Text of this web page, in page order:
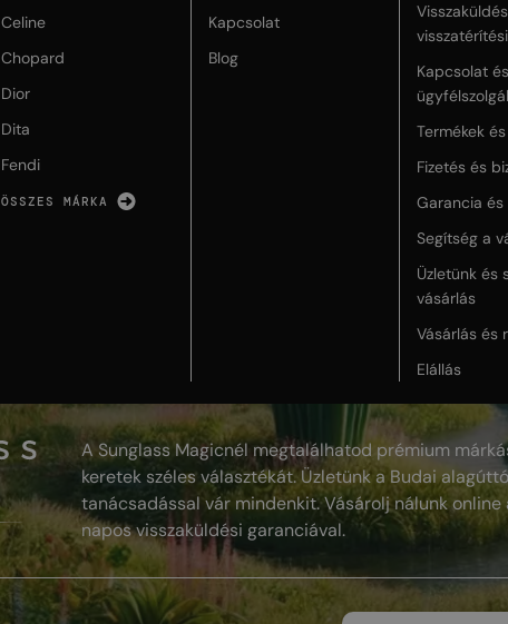
Celine
Chopard
Dior
Dita
Fendi
ÖSSZES MÁRKA
Kapcsolat
Blog
Kapcsolat és
Termékek
Fizetés és
Garancia
Segítség a
Üzletünk és
vásárlás
Vásárlás és
Elállás
A Sunglass Magicnél megtalálhatod prémium
keretek széles választékát. Üzletünk a Budai
tanácsadással vár mindenkit. Vásárolj nálunk
napos visszaküldési garanciával.